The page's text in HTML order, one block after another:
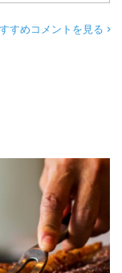
内申し上げます。
。
ただけません。
すめコメントを見る